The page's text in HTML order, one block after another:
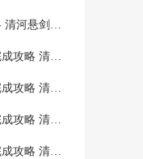
燕云十六声悬剑暗线完成攻略 清河悬剑暗涌怎么触发
燕云十六声绣金楼入侵暗线完成攻略 清河绣金楼入侵暗涌怎么触发
燕云十六声清风驿之变暗线完成攻略 清河清风驿之变暗涌怎么触发
燕云十六声隐月山钟碎暗线完成攻略 清河隐月山钟碎暗涌怎么触发
燕云十六声佛光顶传说暗线完成攻略 清河佛光顶传说暗涌怎么触发